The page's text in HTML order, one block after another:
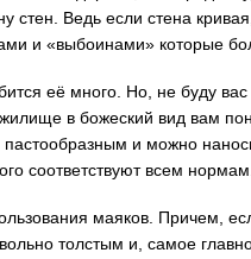
стен. Ведь если стена
и «выбоинами» которые
её много. Но, не буду
в божеский вид вам
и можно
соответствуют всем нормам.
маяков. Причем,
толстым и, самое